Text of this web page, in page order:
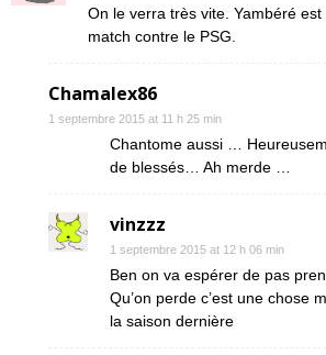
On le verra très vite. Yambéré
match contre le PSG.
Chamalex86
1 septembre 2015 at 11 h 25 min
Chantome aussi …
de blessés… Ah merde …
vinzzz
1 septembre 2015 at 12 h 06 min
Ben on va espérer de pas
Qu’on perde c’est une chose
la saison dernière